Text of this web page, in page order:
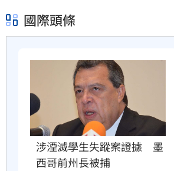
國際頭條
涉湮滅學生失蹤案證據　墨
西哥前州長被捕